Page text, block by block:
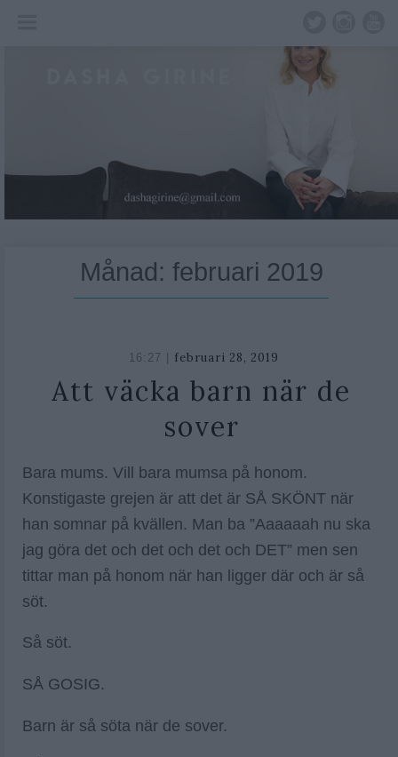
Månad: februari 2019
16:27 | februari 28, 2019
Att väcka barn när de
sover
Bara mums. Vill bara mumsa på honom.
Konstigaste grejen är att det är SÅ SKÖNT när
han somnar på kvällen. Man ba ”Aaaaaah nu ska
jag göra det och det och det och DET” men sen
tittar man på honom när han ligger där och är så
söt.
Så söt.
SÅ GOSIG.
Barn är så söta när de sover.